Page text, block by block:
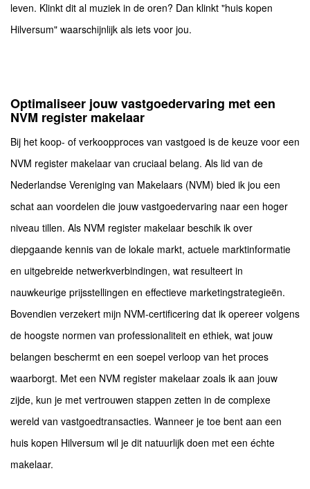
leven. Klinkt dit al muziek in de oren? Dan klinkt "huis kopen
Hilversum" waarschijnlijk als iets voor jou.
Optimaliseer jouw vastgoedervaring met een
NVM register makelaar
Bij het koop- of verkoopproces van vastgoed is de keuze voor een
NVM register makelaar van cruciaal belang. Als lid van de
Nederlandse Vereniging van Makelaars (NVM) bied ik jou een
schat aan voordelen die jouw vastgoedervaring naar een hoger
niveau tillen. Als NVM register makelaar beschik ik over
diepgaande kennis van de lokale markt, actuele marktinformatie
en uitgebreide netwerkverbindingen, wat resulteert in
nauwkeurige prijsstellingen en effectieve marketingstrategieën.
Bovendien verzekert mijn NVM-certificering dat ik opereer volgens
de hoogste normen van professionaliteit en ethiek, wat jouw
belangen beschermt en een soepel verloop van het proces
waarborgt. Met een NVM register makelaar zoals ik aan jouw
zijde, kun je met vertrouwen stappen zetten in de complexe
wereld van vastgoedtransacties. Wanneer je toe bent aan een
huis kopen Hilversum wil je dit natuurlijk doen met een échte
makelaar.